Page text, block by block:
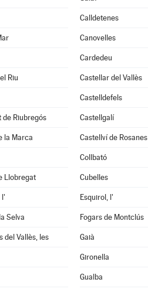
Calldetenes
Canovelles
Cardedeu
Riu Castellar del Vallès
Castelldefels
de Riubregós Castellgalí
la Marca Castellví de Rosanes
Collbató
Llobregat Cubelles
l' Esquirol, l'
Selva Fogars de Montclús
del Vallès, les Gaià
Gironella
Gualba